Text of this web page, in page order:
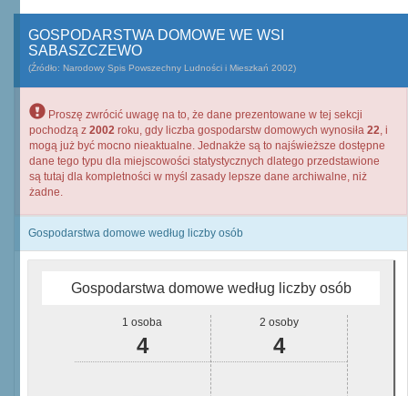
GOSPODARSTWA DOMOWE WE WSI
SABASZCZEWO
(Źródło: Narodowy Spis Powszechny Ludności i Mieszkań 2002)
Proszę zwrócić uwagę na to, że dane prezentowane w tej sekcji
pochodzą z 2002 roku, gdy liczba gospodarstw domowych wynosiła 22, i
mogą już być mocno nieaktualne. Jednakże są to najświeższe dostępne
dane tego typu dla miejscowości statystycznych dlatego przedstawione
są tutaj dla kompletności w myśl zasady lepsze dane archiwalne, niż
żadne.
Gospodarstwa domowe według liczby osób
Gospodarstwa domowe według liczby osób
1 osoba
4
2 osoby
4